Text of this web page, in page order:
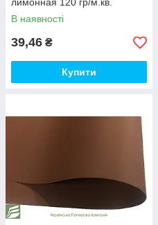
2580/2101/120
В наявності
39,46 ₴
Купити